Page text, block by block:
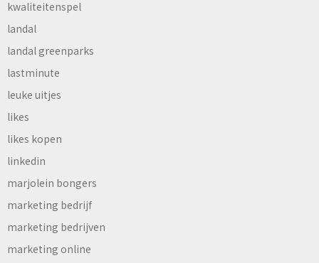
kwaliteitenspel
landal
landal greenparks
lastminute
leuke uitjes
likes
likes kopen
linkedin
marjolein bongers
marketing bedrijf
marketing bedrijven
marketing online